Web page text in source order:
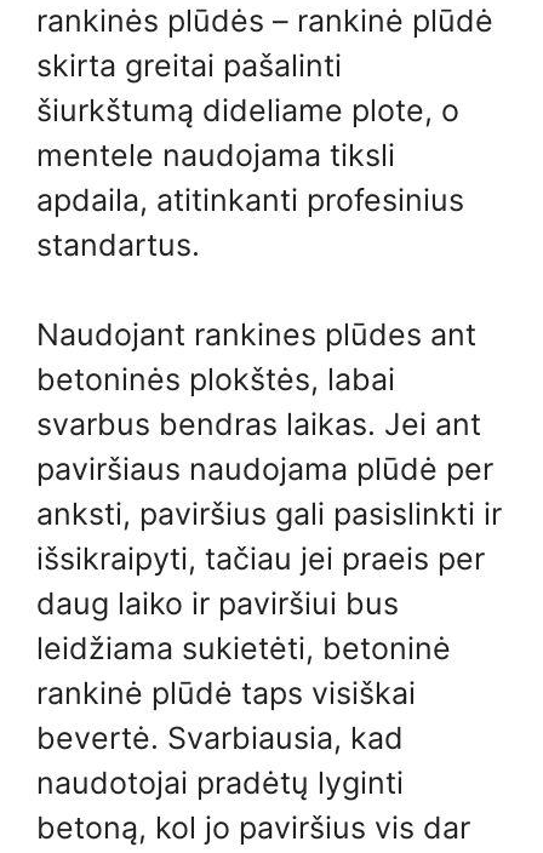
rankinės plūdės – rankinė plūdė
skirta greitai pašalinti
šiurkštumą dideliame plote, o
mentele naudojama tiksli
apdaila, atitinkanti profesinius
standartus.
Naudojant rankines plūdes ant
betoninės plokštės, labai
svarbus bendras laikas. Jei ant
paviršiaus naudojama plūdė per
anksti, paviršius gali pasislinkti ir
išsikraipyti, tačiau jei praeis per
daug laiko ir paviršiui bus
leidžiama sukietėti, betoninė
rankinė plūdė taps visiškai
bevertė. Svarbiausia, kad
naudotojai pradėtų lyginti
betoną, kol jo paviršius vis dar